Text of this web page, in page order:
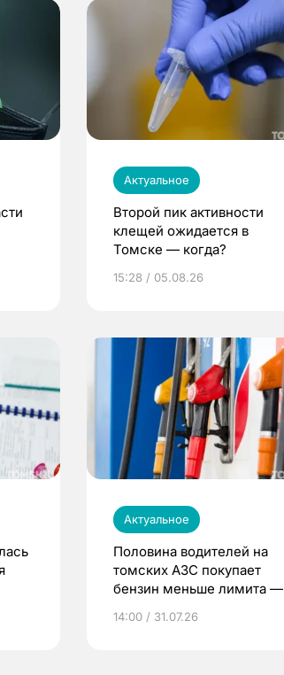
Актуальное
Второй пик активности
клещей ожидается в
Томске — когда?
15:28 / 05.08.26
Актуальное
Половина водителей на
томских АЗС покупает
бензин меньше лимита —
14:00 / 31.07.26